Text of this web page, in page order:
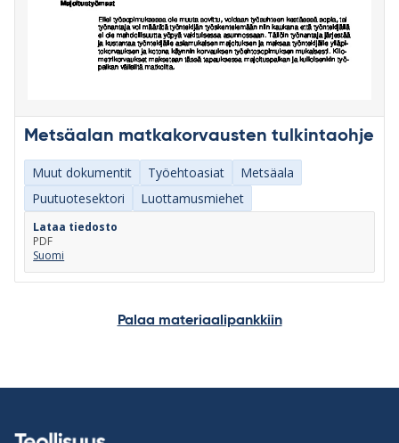
Metsäalan matkakorvausten tulkintaohje
Muut dokumentit Työehtoasiat
Metsäala
Puutuotesektori
Luottamusmiehet
Lataa tiedosto
PDF
Suomi
Palaa materiaalipankkiin